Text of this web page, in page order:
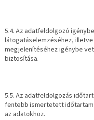
5.4. Az adatfeldolgozó
látogatáselemzéséhez,
megjelenítéséhez igénybe
biztosítása.
5.5. Az adatfeldolgozás
fentebb ismertetett
az adatokhoz.